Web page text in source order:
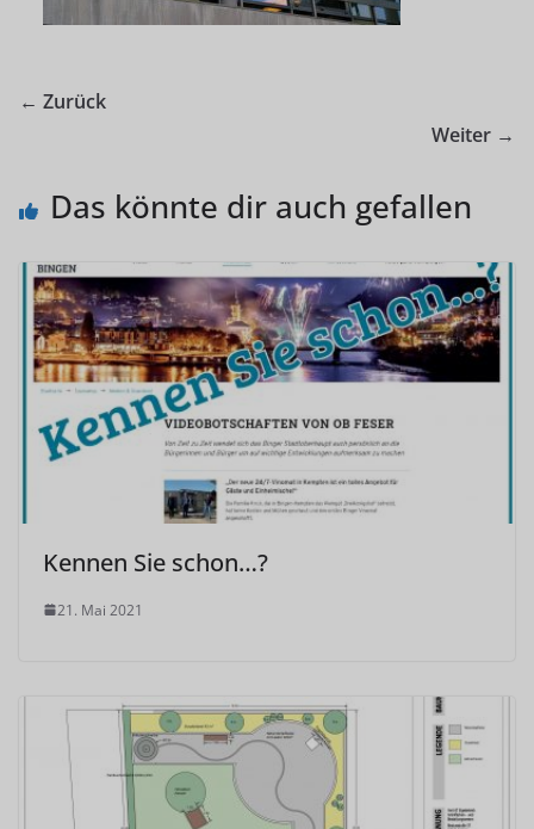
← Zurück
Weiter →
Das könnte dir auch gefallen
Kennen Sie schon…?
21. Mai 2021